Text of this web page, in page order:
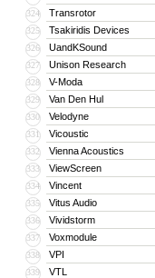
324 Transrotor
325 Tsakiridis Devices
326 UandKSound
327 Unison Research
328 V-Moda
329 Van Den Hul
330 Velodyne
331 Vicoustic
332 Vienna Acoustics
333 ViewScreen
334 Vincent
335 Vitus Audio
336 Vividstorm
337 Voxmodule
338 VPI
339 VTL